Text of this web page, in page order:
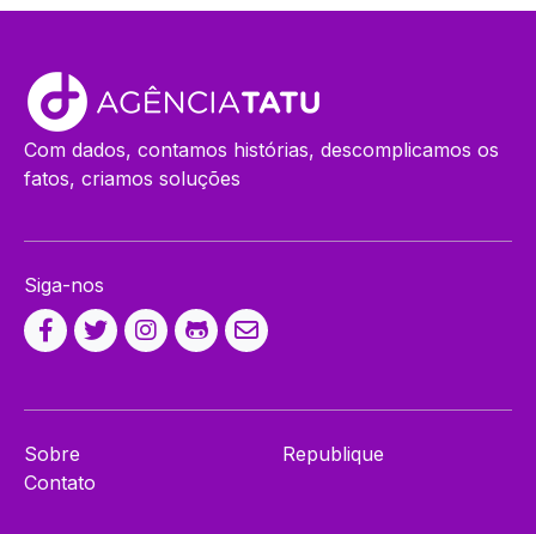
Com dados, contamos histórias, descomplicamos os
fatos, criamos soluções
Siga-nos
Sobre
Contato
Republique